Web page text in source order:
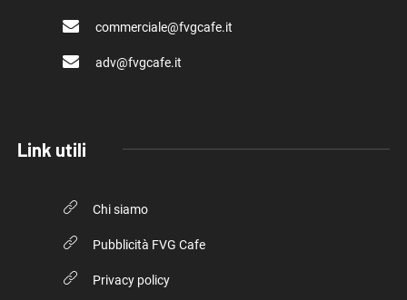
commerciale@fvgcafe.it
adv@fvgcafe.it
Link utili
Chi siamo
Pubblicità FVG Cafe
Privacy policy